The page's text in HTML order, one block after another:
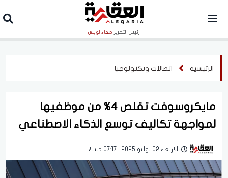
رئيس التحرير صفاء لويس
الرئيسية اتصالات وتكنولوجيا
مايكروسوفت تقلص 4% من موظفيها
لمواجهة تكاليف توسع الذكاء الاصطناعي
الاربعاء 02 يوليو 2025 | 07:17 مساءً